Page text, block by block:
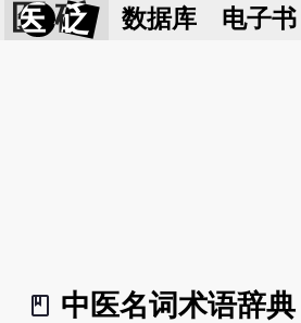
医 砭 数据库 电子书
book_2
中医名词术语辞典